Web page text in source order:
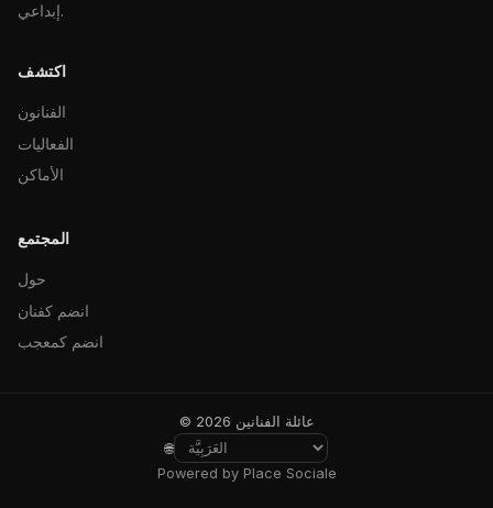
إبداعي.
اكتشف
الفنانون
الفعاليات
الأماكن
المجتمع
حول
انضم كفنان
انضم كمعجب
© 2026 عائلة الفنانين
🌐
Powered by Place Sociale